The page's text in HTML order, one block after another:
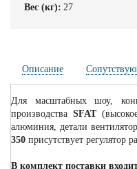
Вес (кг): 27
Описание
Для масштабных шоу,
производства SFAT
алюминия, детали
350 присутствует регулятор
В комплект поставки